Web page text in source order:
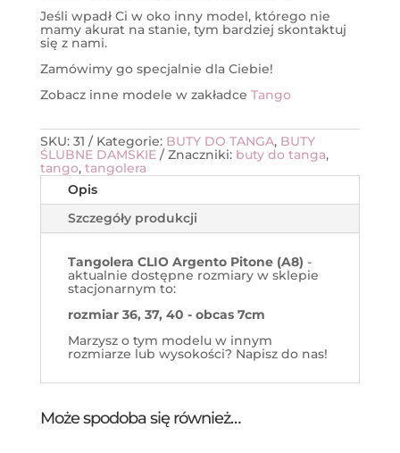
Jeśli wpadł Ci w oko inny model, którego nie
mamy akurat na stanie, tym bardziej skontaktuj
się z nami.
Zamówimy go specjalnie dla Ciebie!
Zobacz inne modele w zakładce Tango
SKU: 31 Kategorie: BUTY DO TANGA, BUTY
ŚLUBNE DAMSKIE
Znaczniki: buty do tanga,
tango, tangolera
Opis
Szczegóły produkcji
Tangolera CLIO Argento Pitone (A8) -
aktualnie dostępne rozmiary w sklepie
stacjonarnym to:
rozmiar 36, 37, 40 - obcas 7cm
Marzysz o tym modelu w innym
rozmiarze lub wysokości? Napisz do nas!
Może spodoba się również…